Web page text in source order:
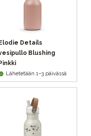
Elodie Details
Blushing
Pinkki
Lähetetään 1–3 päivässä